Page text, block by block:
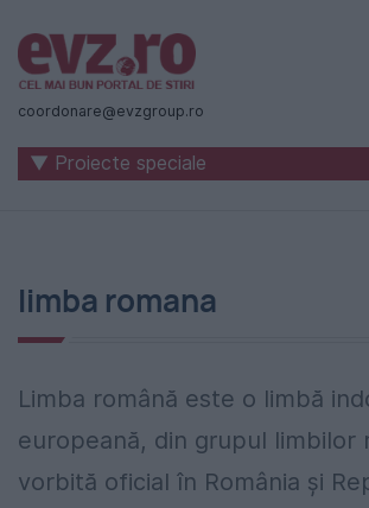
Știri
naționale
internaționale
Evenimentul
Zilei
coordonare@evzgroup.ro
▼ Proiecte speciale
limba romana
Limba română este o limbă
europeană, din grupul limbilor
vorbită oficial în România și